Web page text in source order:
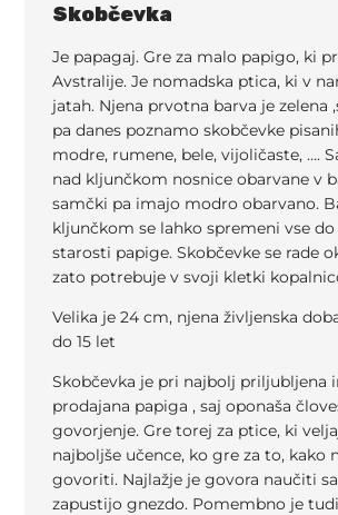
Skobčevka
Je papagaj. Gre za malo papigo, ki
Avstralije. Je nomadska ptica, ki v
jatah. Njena prvotna barva je zelena
pa danes poznamo skobčevke
modre, rumene, bele, vijoličaste, ….
nad kljunčkom nosnice obarvane v
samčki pa imajo modro obarvano.
kljunčkom se lahko spremeni vse do
starosti papige. Skobčevke se rade
zato potrebuje v svoji kletki
Velika je 24 cm, njena življenska
do 15 let
Skobčevka je pri najbolj priljubljena
prodajana papiga , saj oponaša
govorjenje. Gre torej za ptice, ki
najboljše učence, ko gre za to, kako
govoriti. Najlažje je govora naučiti
zapustijo gnezdo. Pomembno je